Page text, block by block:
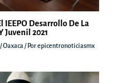
IEEPO Desarrollo De La
Juvenil 2021
/Oaxaca / Porepicentronoticiasmx